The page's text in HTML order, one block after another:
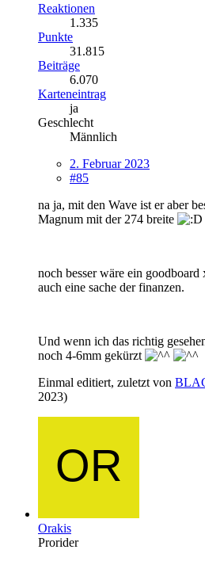
Reaktionen
1.335
Punkte
31.815
Beiträge
6.070
Karteneintrag
ja
Geschlecht
Männlich
2. Februar 2023
#85
na ja, mit den Wave ist er aber
Magnum mit der 274 breite
noch besser wäre ein
auch eine sache der finanzen.
Und wenn ich das richtig
noch 4-6mm gekürzt
Einmal editiert, zuletzt von
2023)
Orakis
Prorider